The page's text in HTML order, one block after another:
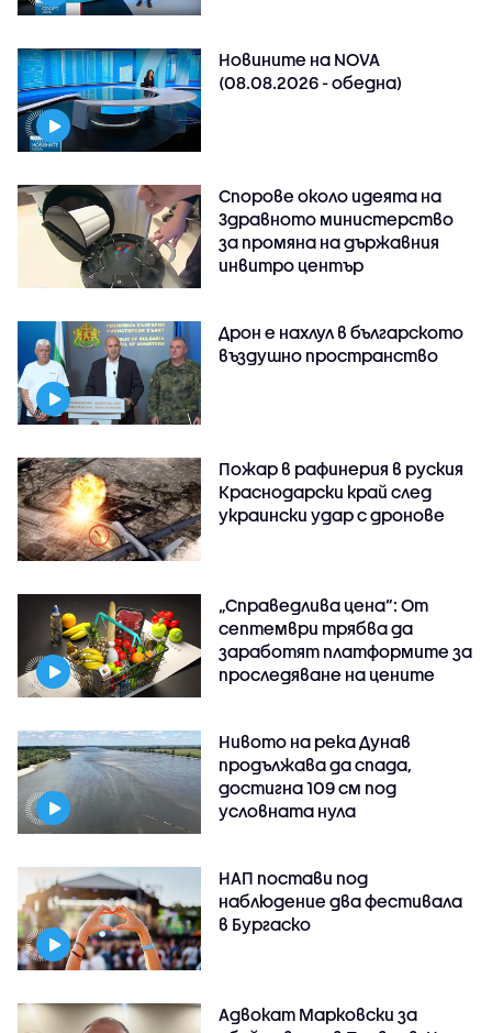
Новините на NOVA
(08.08.2026 - обедна)
Спорове около идеята на
Здравното министерство
за промяна на държавния
инвитро център
Дрон е нахлул в българското
въздушно пространство
Пожар в рафинерия в руския
Краснодарски край след
украински удар с дронове
„Справедлива цена“: От
септември трябва да
заработят платформите за
проследяване на цените
Нивото на река Дунав
продължава да спада,
достигна 109 см под
условната нула
НАП постави под
наблюдение два фестивала
в Бургаско
Адвокат Марковски за